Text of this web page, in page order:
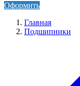
Оформить
Главная
Подшипники